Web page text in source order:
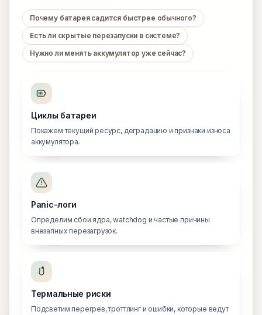
Почему батарея садится быстрее обычного?
Есть ли скрытые перезапуски в системе?
Нужно ли менять аккумулятор уже сейчас?
Циклы батареи
Покажем текущий ресурс, деградацию и признаки износа
аккумулятора.
Panic-логи
Определим сбои ядра, watchdog и частые причины
внезапных перезагрузок.
Термальные риски
Подсветим перегрев, троттлинг и ошибки, которые ведут